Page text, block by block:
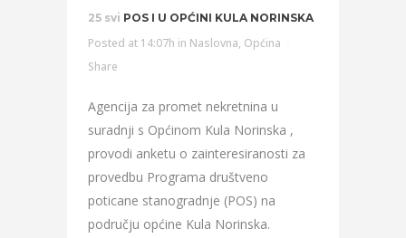
25 svi POS I U OPĆINI KULA NORINSKA
Posted at 14:07h in Naslovna, Općina
Share
Agencija za promet nekretnina u
suradnji s Općinom Kula Norinska ,
provodi anketu o zainteresiranosti za
provedbu Programa društveno
poticane stanogradnje (POS) na
području općine Kula Norinska.